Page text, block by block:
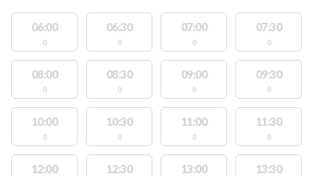
06:00
0
06:30
0
07:00
0
07:30
0
08:00
0
08:30
0
09:00
0
09:30
0
10:00
0
10:30
0
11:00
0
11:30
0
12:00 12:30 13:00 13:30